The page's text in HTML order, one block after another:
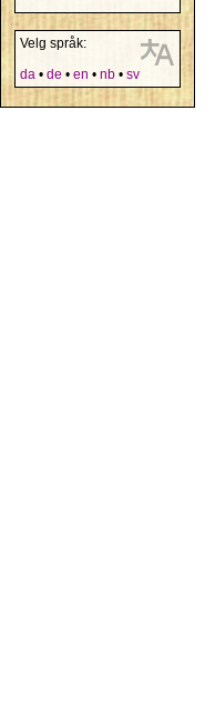
Velg språk:
da • de • en • nb • sv